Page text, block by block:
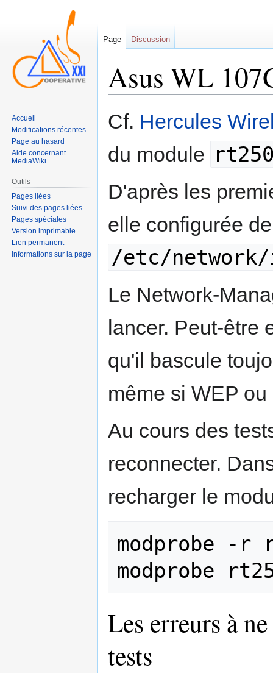
Asus WL
Sauter
à
navigation
Sauter
à
recherche
Cf. Hercules
du module
D'après les
elle configurée
/etc/
Le Network-
lancer. Peut-être
qu'il bascule
même si WEP
Au cours des
reconnecter.
recharger le
modprobe -r
Les erreurs à
tests
Page Discussion
Accueil
Modifications récentes
Page au hasard
Aide concernant
MediaWiki
Outils
Pages liées
Suivi des pages liées
Pages spéciales
Version imprimable
Lien permanent
Informations sur la page